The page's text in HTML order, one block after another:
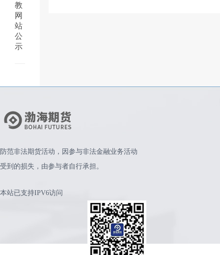
教
网
站
公
示
防范非法期货活动，因参与非法金融业务活动
受到的损失，由参与者自行承担。
本站已支持IPV6访问